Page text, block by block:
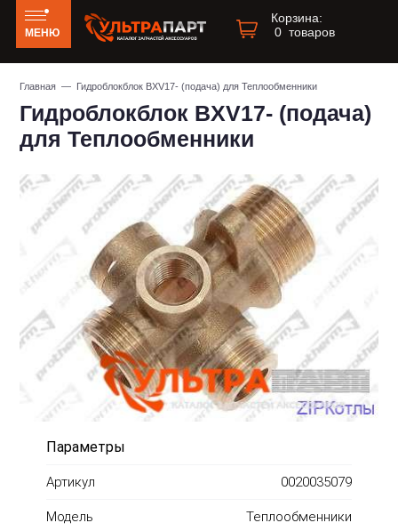
МЕНЮ
Корзина:
0 товаров
Главная — Гидроблокблок BXV17- (подача) для Теплообменники
Гидроблокблок BXV17- (подача)
для Теплообменники
Параметры
Артикул 0020035079
Модель Теплообменники